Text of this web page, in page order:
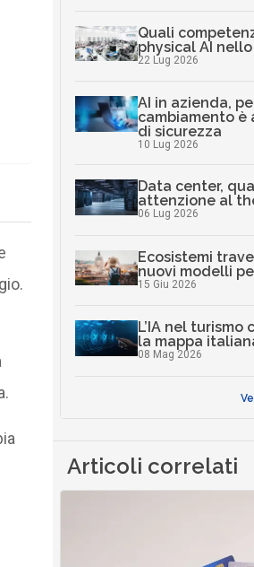
Quali
physical AI
22 Lug 2026
AI in azienda,
cambiamento è
di sicurezza
10 Lug 2026
Data center,
attenzione al
06 Lug 2026
Ecosistemi
nuovi modelli
15 Giu 2026
L’IA nel turismo
la mappa
08 Mag 2026
Articoli correlati